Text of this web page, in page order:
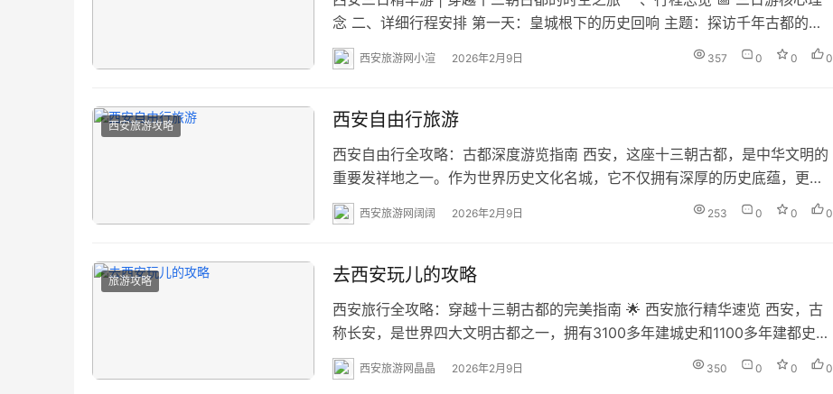
念 二、详细行程安排 第一天：皇城根下的历史回响 主题：探访千年古都的文
明印记 上午（8:30-12:30） 中午（12:30-14:00） 下午（14:30-18:00） 晚上
（18:30-21:30） 第二天：城墙内外的人间烟火 主题：感受古城的脉搏与市井
西安旅游网小渲 2026年2月9日 357 0 0 0
西安旅游攻略 西安自由行旅游
西安自由行全攻略：古都深度游览指南 西安，这座十三朝古都，是中华文明的
重要发祥地之一。作为世界历史文化名城，它不仅拥有深厚的历史底蕴，更是
一座充满活力的现代都市。本攻略将为您提供全方位的自由行指南，助您更好
地探索这座魅力之城。 📅 最佳旅行时间 季节 时间 特点 建议 春季​ 3月-5月 气
西安旅游网阔阔 2026年2月9日 253 0 0 0
旅游攻略 去西安玩儿的攻略
西安旅行全攻略：穿越十三朝古都的完美指南 🌟 西安旅行精华速览 西安，古
称长安，是世界四大文明古都之一，拥有3100多年建城史和1100多年建都史。
这里不仅是丝绸之路的起点，更是中华文明的发祥地之一。无论你是历史迷、
美食家还是摄影爱好者，西安都能满足你的所有期待。 📅 最佳旅行时间 季节
西安旅游网晶晶 2026年2月9日 350 0 0 0